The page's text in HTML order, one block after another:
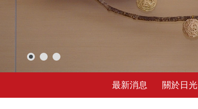
最新消息 關於日光